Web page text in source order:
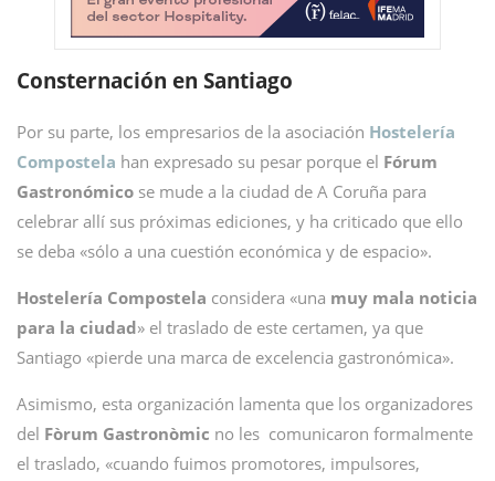
Consternación en Santiago
Por su parte, los empresarios de la asociación Hostelería
Compostela han expresado su pesar porque el Fórum
Gastronómico se mude a la ciudad de A Coruña para
celebrar allí sus próximas ediciones, y ha criticado que ello
se deba «sólo a una cuestión económica y de espacio».
Hostelería Compostela considera «una muy mala noticia
para la ciudad» el traslado de este certamen, ya que
Santiago «pierde una marca de excelencia gastronómica».
Asimismo, esta organización lamenta que los organizadores
del Fòrum Gastronòmic no les comunicaron formalmente
el traslado, «cuando fuimos promotores, impulsores,